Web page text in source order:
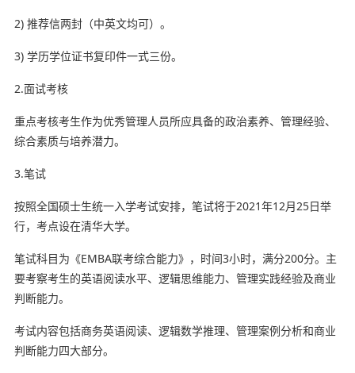
2) 推荐信两封（中英文均可）。
3) 学历学位证书复印件一式三份。
2.面试考核
重点考核考生作为优秀管理人员所应具备的政治素养、管理经验、
综合素质与培养潜力。
3.笔试
按照全国硕士生统一入学考试安排，笔试将于2021年12月25日举
行，考点设在清华大学。
笔试科目为《EMBA联考综合能力》，时间3小时，满分200分。主
要考察考生的英语阅读水平、逻辑思维能力、管理实践经验及商业
判断能力。
考试内容包括商务英语阅读、逻辑数学推理、管理案例分析和商业
判断能力四大部分。